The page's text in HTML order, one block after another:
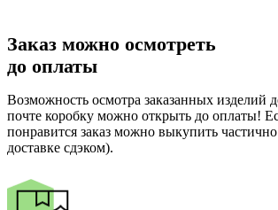
Заказ можно осмотреть
до оплаты
Возможность осмотра заказанных изделий
почте коробку можно открыть до оплаты!
понравится заказ можно выкупить
доставке сдэком).